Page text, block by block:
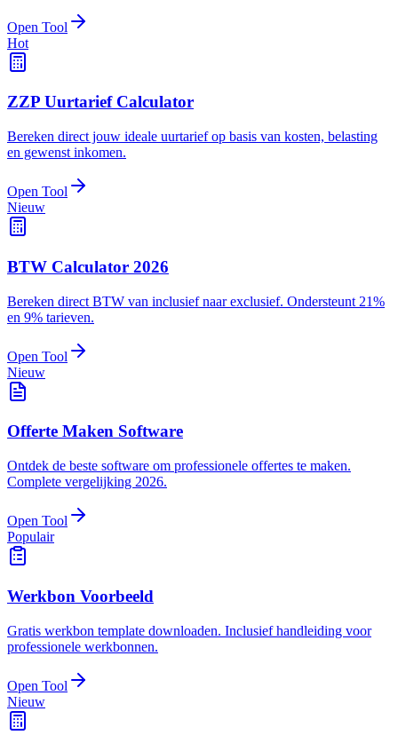
Open Tool
Hot
ZZP Uurtarief Calculator
Bereken direct jouw ideale uurtarief op basis van kosten, belasting
en gewenst inkomen.
Open Tool
Nieuw
BTW Calculator 2026
Bereken direct BTW van inclusief naar exclusief. Ondersteunt 21%
en 9% tarieven.
Open Tool
Nieuw
Offerte Maken Software
Ontdek de beste software om professionele offertes te maken.
Complete vergelijking 2026.
Open Tool
Populair
Werkbon Voorbeeld
Gratis werkbon template downloaden. Inclusief handleiding voor
professionele werkbonnen.
Open Tool
Nieuw